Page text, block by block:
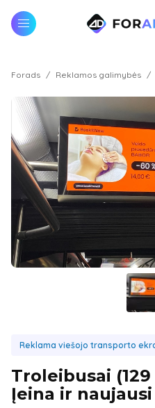
Forads Reklamos galimybės
Reklama viešojo transporto
Troleibusai
Įeina ir naujausi